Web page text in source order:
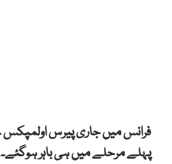
پہلے مرحلے میں ہی باہر ہوگئے۔